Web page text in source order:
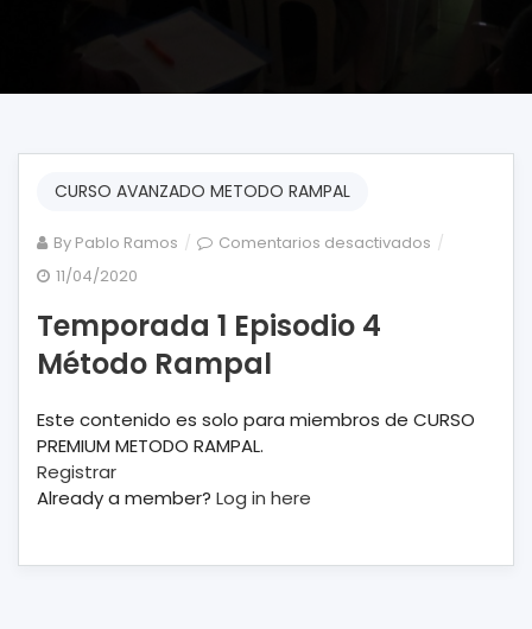
CURSO AVANZADO METODO RAMPAL
By Pablo Ramos Comentarios desactivados en
11/04/2020
Temporada 1 Episodio 4
Método Rampal
Este contenido es solo para miembros de CURSO
PREMIUM METODO RAMPAL.
Registrar
Already a member? Log in here